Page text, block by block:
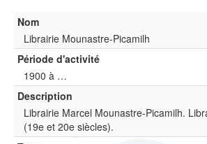
Recherche
avancée
EN
ES
?
Nom
Librairie Mounastre-Picamilh
Période d'activité
1900 à …
Description
Librairie Marcel Mounastre-Picamilh.
(19e et 20e siècles).